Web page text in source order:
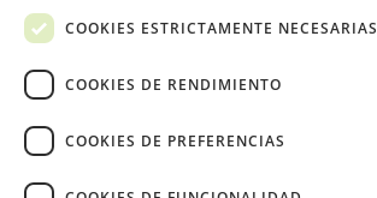
COOKIES ESTRICTAMENTE NECESARIAS
COOKIES DE RENDIMIENTO
COOKIES DE PREFERENCIAS